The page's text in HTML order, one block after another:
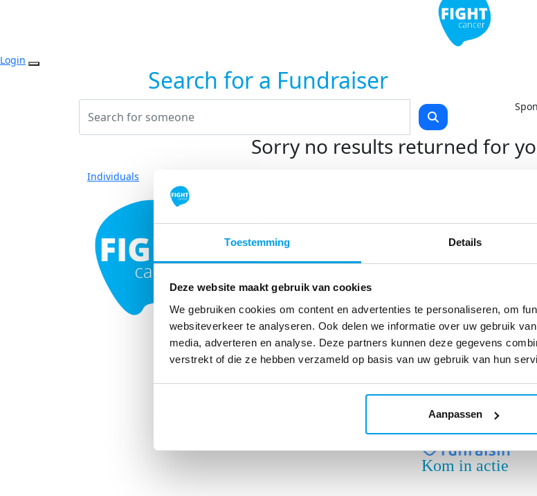
Toestemming Details
Deze website maakt gebruik van cookies
We gebruiken cookies om content en advertenties te personaliseren, om
websiteverkeer te analyseren. Ook delen we informatie over uw gebruik
media, adverteren en analyse. Deze partners kunnen deze gegevens
verstrekt of die ze hebben verzameld op basis van uw gebruik van hun
Aanpassen
Login
Search for a Fundraiser
Sorry no results returned for
Individuals
Start je eigen
Rollercoaster
Light at Night
Eventkalender
|Cookies | Copyright ©
Kom in actie